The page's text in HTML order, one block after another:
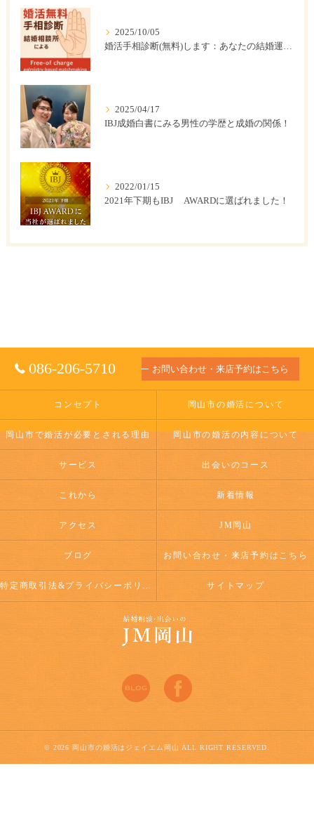
2025/10/05
婚活手相診断(無料)します：あなたの結婚運は？
2025/04/17
IBJ成婚白書にみる男性の学歴と成婚の関係！
2022/01/15
2021年下期もIBJ AWARDに選ばれました！
086-206-5710 お問い合わせ・来店予約はこちら
コンセプト 岡山市の婚活について
岡山市で婚活が必要とされる理由 岡山市の婚活の内容について
サービス 出会いのコース
これから 新着情報
アクセス JM岡山
ブログ お問い合わせ・来店予約はこちら
特定商取引法&プライバシーポリシー サイトマップ
© 2026 岡山市の婚活はジェイエム岡山 ALL RIGHT RESERVED.